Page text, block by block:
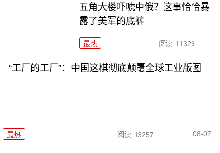
五角大楼吓唬中俄？这事恰恰暴
露了美军的底裤
最热 阅读 11329
“工厂的工厂”：中国这棋彻底颠覆全球工业版图
最热 阅读 13257 08-07